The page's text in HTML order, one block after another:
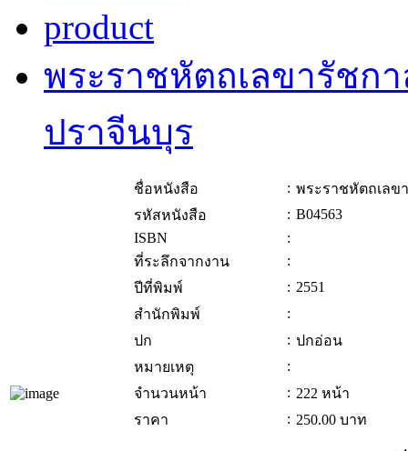
product
พระราชหัตถเลขารัชก
ปราจีนบุร
ชื่อหนังสือ : พระราชหัตถเล
รหัสหนังสือ
: B04563
ISBN
:
ที่ระลึกจากงาน
:
ปีที่พิมพ์
: 2551
สำนักพิมพ์
:
ปก
: ปกอ่อน
หมายเหตุ
:
จำนวนหน้า
: 222 หน้า
ราคา
: 250.00 บาท